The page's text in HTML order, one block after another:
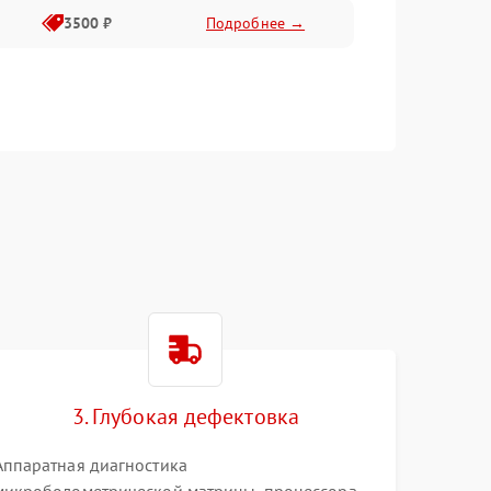
3500 ₽ Подробнее →
3. Глубокая дефектовка
диагностика